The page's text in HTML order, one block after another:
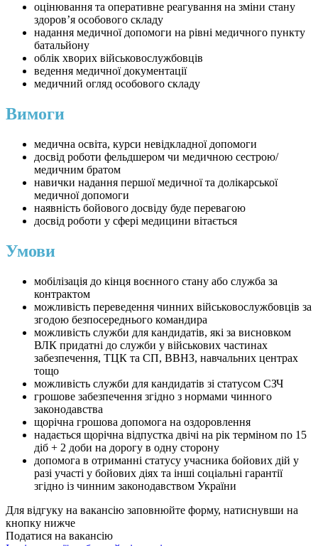
оцінювання та оперативне реагування на зміни стану
здоров’я особового складу
надання медичної допомоги на рівні медичного пункту
батальйону
облік хворих військовослужбовців
ведення медичної документації
медичний огляд особового складу
Вимоги
медична освіта, курси невідкладної допомоги
досвід роботи фельдшером чи медичною сестрою/
медичним братом
навички надання першої медичної та долікарської
медичної допомоги
наявність бойового досвіду буде перевагою
досвід роботи у сфері медицини вітається
Умови
мобілізація до кінця воєнного стану або служба за
контрактом
можливість переведення чинних військовослужбовців за
згодою безпосереднього командира
можливість служби для кандидатів, які за висновком
ВЛК придатні до служби у військових частинах
забезпечення, ТЦК та СП, ВВНЗ, навчальних центрах
тощо
можливість служби для кандидатів зі статусом СЗЧ
грошове забезпечення згідно з нормами чинного
законодавства
щорічна грошова допомога на оздоровлення
надається щорічна відпустка двічі на рік терміном по 15
діб + 2 доби на дорогу в одну сторону
допомога в отриманні статусу учасника бойових дій у
разі участі у бойових діях та інші соціальні гарантії
згідно із чинним законодавством України
Для відгуку на вакансію заповнюйте форму, натиснувши на
кнопку нижче
Податися на вакансію